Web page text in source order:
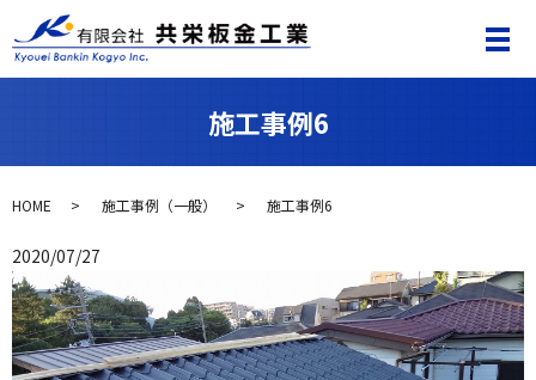
施工事例6
HOME 施工事例（一般） 施工事例6
2020/07/27